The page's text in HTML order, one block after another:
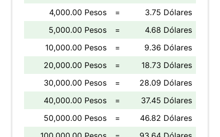
4,000.00 Pesos
=
3.75 Dólares
5,000.00 Pesos
=
4.68 Dólares
10,000.00 Pesos
=
9.36 Dólares
20,000.00 Pesos
=
18.73 Dólares
30,000.00 Pesos
=
28.09 Dólares
40,000.00 Pesos
=
37.45 Dólares
50,000.00 Pesos
=
46.82 Dólares